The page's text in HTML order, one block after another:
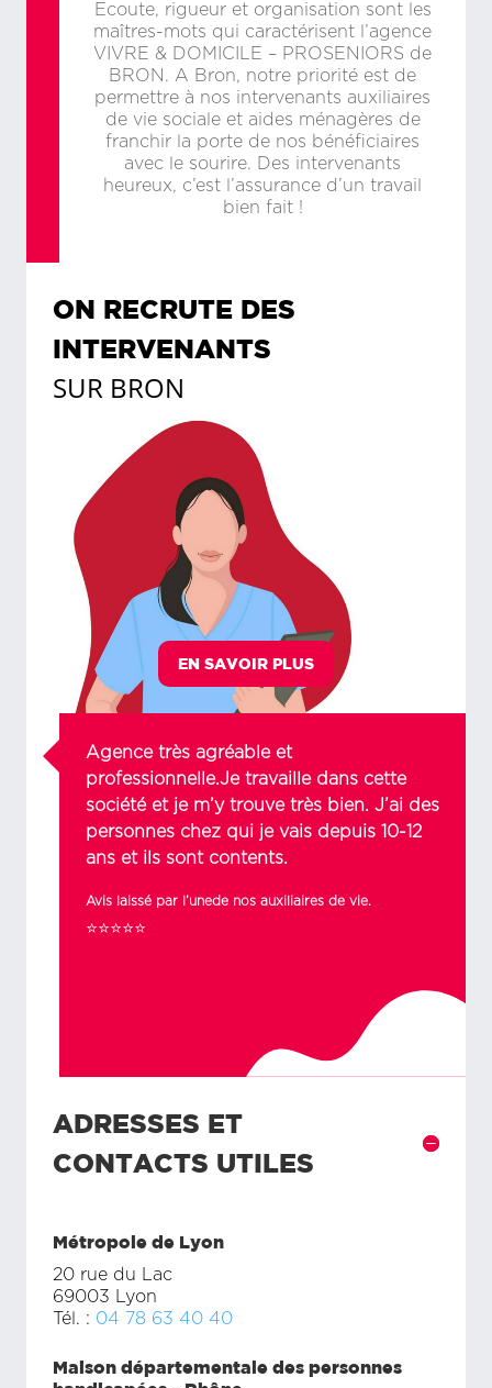
Ecoute, rigueur et organisation sont les
maîtres-mots qui caractérisent l’agence
VIVRE & DOMICILE – PROSENIORS de
BRON. A Bron, notre priorité est de
permettre à nos intervenants auxiliaires
de vie sociale et aides ménagères de
franchir la porte de nos bénéficiaires
avec le sourire. Des intervenants
heureux, c’est l’assurance d’un travail
bien fait !
ON RECRUTE DES
INTERVENANTS
SUR BRON
EN SAVOIR PLUS
Agence très agréable et
professionnelle.Je travaille dans cette
société et je m’y trouve très bien. J’ai des
personnes chez qui je vais depuis 10-12
ans et ils sont contents.
Avis laissé par l’unede nos auxiliaires de vie.
⭐⭐⭐⭐⭐
ADRESSES ET
CONTACTS UTILES
Métropole de Lyon
20 rue du Lac
69003 Lyon
Tél. : 04 78 63 40 40
Maison départementale des personnes